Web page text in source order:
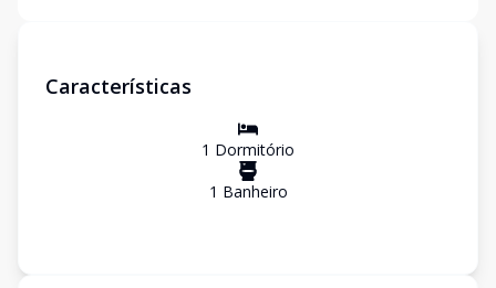
Características
1 Dormitório
1 Banheiro